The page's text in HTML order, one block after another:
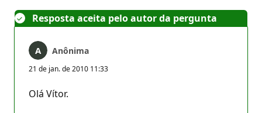
Resposta aceita pelo autor da pergunta
Anônima
21 de jan. de 2010 11:33
Olá Vítor.